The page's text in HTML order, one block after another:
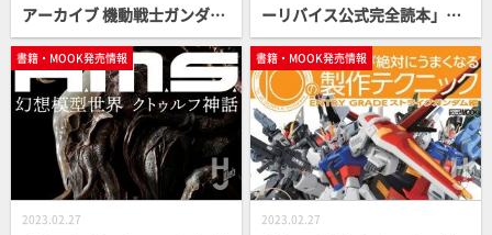
アーカイブ 機動戦士ガンダム
逆襲のシャア編」【逆シャ
ア】
ーリバイス公式完全読本」
【仮面ライダー】
書籍・MOOK発売情報
2023.02.27
書籍・MOOK発売情報
2023.02.27